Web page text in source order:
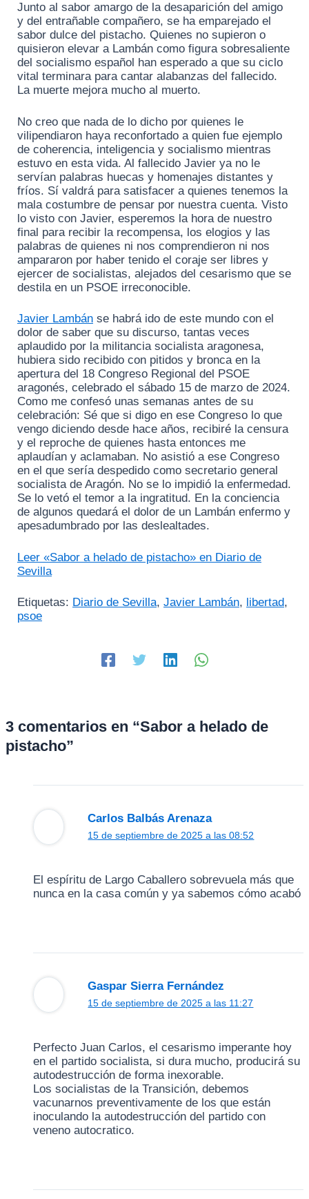
Junto al sabor amargo de la desaparición del amigo
y del entrañable compañero, se ha emparejado el
sabor dulce del pistacho. Quienes no supieron o
quisieron elevar a Lambán como figura sobresaliente
del socialismo español han esperado a que su ciclo
vital terminara para cantar alabanzas del fallecido.
La muerte mejora mucho al muerto.
No creo que nada de lo dicho por quienes le
vilipendiaron haya reconfortado a quien fue ejemplo
de coherencia, inteligencia y socialismo mientras
estuvo en esta vida. Al fallecido Javier ya no le
servían palabras huecas y homenajes distantes y
fríos. Sí valdrá para satisfacer a quienes tenemos la
mala costumbre de pensar por nuestra cuenta. Visto
lo visto con Javier, esperemos la hora de nuestro
final para recibir la recompensa, los elogios y las
palabras de quienes ni nos comprendieron ni nos
ampararon por haber tenido el coraje ser libres y
ejercer de socialistas, alejados del cesarismo que se
destila en un PSOE irreconocible.
Javier Lambán se habrá ido de este mundo con el
dolor de saber que su discurso, tantas veces
aplaudido por la militancia socialista aragonesa,
hubiera sido recibido con pitidos y bronca en la
apertura del 18 Congreso Regional del PSOE
aragonés, celebrado el sábado 15 de marzo de 2024.
Como me confesó unas semanas antes de su
celebración: Sé que si digo en ese Congreso lo que
vengo diciendo desde hace años, recibiré la censura
y el reproche de quienes hasta entonces me
aplaudían y aclamaban. No asistió a ese Congreso
en el que sería despedido como secretario general
socialista de Aragón. No se lo impidió la enfermedad.
Se lo vetó el temor a la ingratitud. En la conciencia
de algunos quedará el dolor de un Lambán enfermo y
apesadumbrado por las deslealtades.
Leer «Sabor a helado de pistacho» en Diario de
Sevilla
Etiquetas: Diario de Sevilla, Javier Lambán, libertad,
psoe
3 comentarios en “Sabor a helado de
pistacho”
Carlos Balbás Arenaza
15 de septiembre de 2025 a las 08:52
El espíritu de Largo Caballero sobrevuela más que
nunca en la casa común y ya sabemos cómo acabó
Gaspar Sierra Fernández
15 de septiembre de 2025 a las 11:27
Perfecto Juan Carlos, el cesarismo imperante hoy
en el partido socialista, si dura mucho, producirá su
autodestrucción de forma inexorable.
Los socialistas de la Transición, debemos
vacunarnos preventivamente de los que están
inoculando la autodestrucción del partido con
veneno autocratico.